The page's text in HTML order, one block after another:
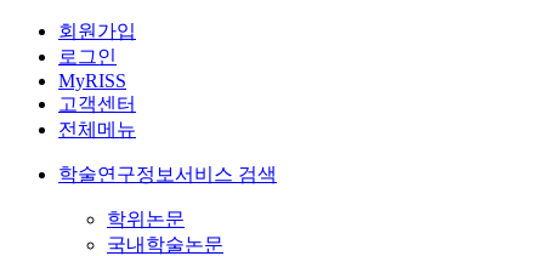
회원가입
로그인
MyRISS
고객센터
전체메뉴
학술연구정보서비스 검색
학위논문
국내학술논문